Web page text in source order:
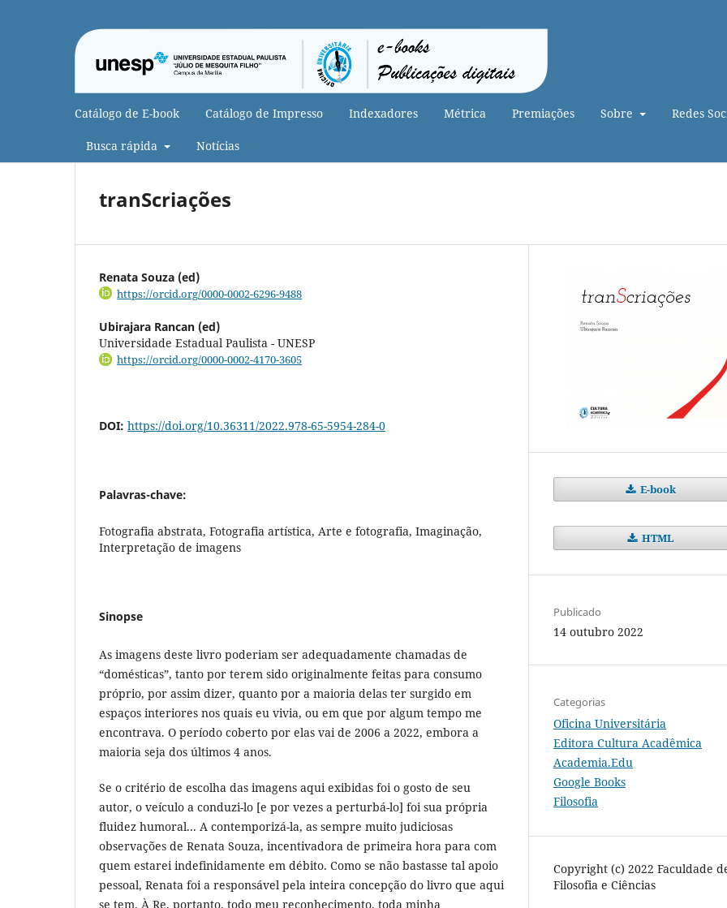
Catálogo de E-book Catálogo de Impresso Indexadores Métrica Premiações Sobre Redes
Busca rápida Notícias
tranScriações
Renata Souza (ed)
https://orcid.org/0000-0002-6296-9488
Ubirajara Rancan (ed)
Universidade Estadual Paulista - UNESP
https://orcid.org/0000-0002-4170-3605
DOI: https://doi.org/10.36311/2022.978-65-5954-284-0
Palavras-chave:
Fotografia abstrata, Fotografia artística, Arte e fotografia, Imaginação,
Interpretação de imagens
Sinopse
As imagens deste livro poderiam ser adequadamente chamadas de
“domésticas”, tanto por terem sido originalmente feitas para consumo
próprio, por assim dizer, quanto por a maioria delas ter surgido em
espaços interiores nos quais eu vivia, ou em que por algum tempo me
encontrava. O período coberto por elas vai de 2006 a 2022, embora a
maioria seja dos últimos 4 anos.
Se o critério de escolha das imagens aqui exibidas foi o gosto de seu
autor, o veículo a conduzi-lo [e por vezes a perturbá-lo] foi sua própria
fluidez humoral... A contemporizá-la, as sempre muito judiciosas
observações de Renata Souza, incentivadora de primeira hora para com
quem estarei indefinidamente em débito. Como se não bastasse tal apoio
pessoal, Renata foi a responsável pela inteira concepção do livro que aqui
se tem. À Re, portanto, todo meu reconhecimento, toda minha
E-book
HTML
Publicado
14 outubro 2022
Categorias
Oficina Universitária
Editora Cultura Acadêmica
Academia.Edu
Google Books
Filosofia
Copyright (c) 2022 Faculdade
Filosofia e Ciências